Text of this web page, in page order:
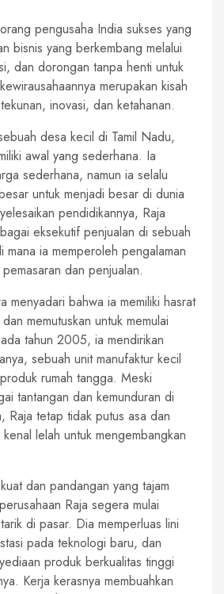
pengusaha India sukses yang
bisnis yang berkembang melalui
dan dorongan tanpa henti untuk
merupakan kisah
inovasi, dan ketahanan.
desa kecil di Tamil Nadu,
awal yang sederhana. Ia
sederhana, namun ia selalu
untuk menjadi besar di dunia
pendidikannya, Raja
eksekutif penjualan di sebuah
mana ia memperoleh pengalaman
dan penjualan.
menyadari bahwa ia memiliki hasrat
memutuskan untuk memulai
tahun 2005, ia mendirikan
sebuah unit manufaktur kecil
rumah tangga. Meski
tantangan dan kemunduran di
Raja tetap tidak putus asa dan
lelah untuk mengembangkan
dan pandangan yang tajam
Raja segera mulai
di pasar. Dia memperluas lini
pada teknologi baru, dan
produk berkualitas tinggi
Kerja kerasnya membuahkan